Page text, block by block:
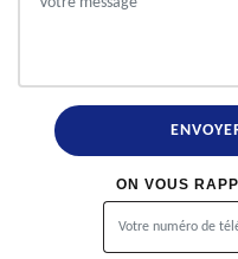
ON VOUS